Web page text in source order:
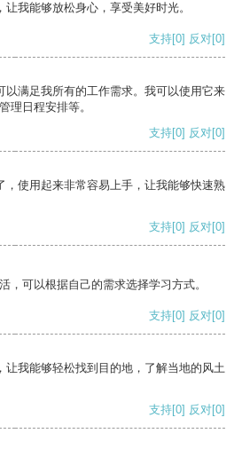
我能够放松身心，享受美好时光。
支持[0] 反对[0]
以满足我所有的工作需求。我可以使用它来
理日程安排等。
支持[0] 反对[0]
，使用起来非常容易上手，让我能够快速熟
支持[0] 反对[0]
，可以根据自己的需求选择学习方式。
支持[0] 反对[0]
让我能够轻松找到目的地，了解当地的风土
支持[0] 反对[0]